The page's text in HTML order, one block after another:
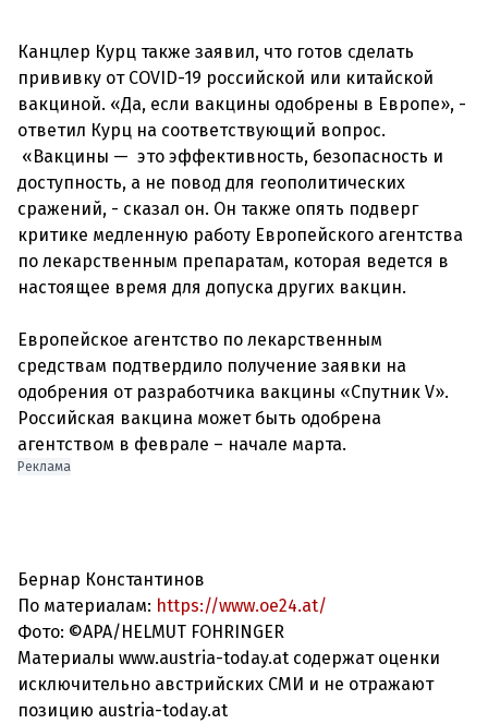
Канцлер Курц также заявил, что готов сделать
прививку от COVID-19 российской или китайской
вакциной. «Да, если вакцины одобрены в Европе», -
ответил Курц на соответствующий вопрос.
«Вакцины — это эффективность, безопасность и
доступность, а не повод для геополитических
сражений, - сказал он. Он также опять подверг
критике медленную работу Европейского агентства
по лекарственным препаратам, которая ведется в
настоящее время для допуска других вакцин.
Европейское агентство по лекарственным
средствам подтвердило получение заявки на
одобрения от разработчика вакцины «Спутник V».
Российская вакцина может быть одобрена
Реклама
Бернар Константинов
По материалам: https://www.oe24.at/
Фото: ©APA/HELMUT FOHRINGER
Материалы www.austria-today.at содержат оценки
исключительно австрийских СМИ и не отражают
позицию austria-today.at